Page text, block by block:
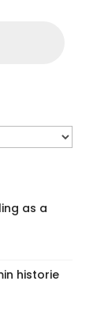
as a
historie